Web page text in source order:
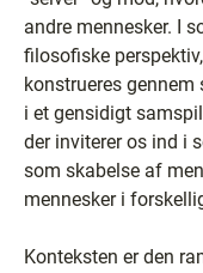
andre mennesker. I
filosofiske
konstrueres
i et gensidigt
der inviterer os ind i
som skabelse af
mennesker i
Konteksten er den